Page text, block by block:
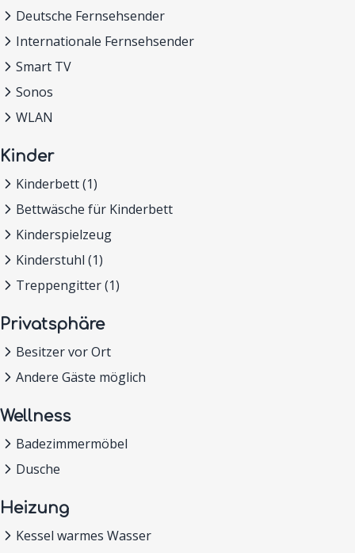
Deutsche Fernsehsender
Internationale Fernsehsender
Smart TV
Sonos
WLAN
Kinder
Kinderbett (1)
Bettwäsche für Kinderbett
Kinderspielzeug
Kinderstuhl (1)
Treppengitter (1)
Privatsphäre
Besitzer vor Ort
Andere Gäste möglich
Wellness
Badezimmermöbel
Dusche
Heizung
Kessel warmes Wasser